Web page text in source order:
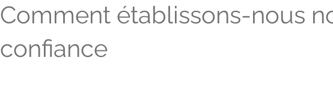
Comment établissons-nous
confiance